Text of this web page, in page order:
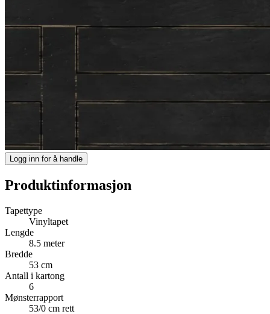
Logg inn for å handle
Produktinformasjon
Tapettype
Vinyltapet
Lengde
8.5 meter
Bredde
53 cm
Antall i kartong
6
Mønsterrapport
53/0 cm rett